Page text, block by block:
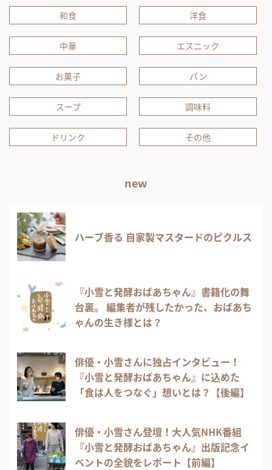
和食 洋食
中華 エスニック
お菓子 パン
スープ 調味料
ドリンク その他
new
ハーブ香る 自家製マスタードのピクルス
『小雪と発酵おばあちゃん』書籍化の舞
台裏。 編集者が残したかった、おばあち
ゃんの生き様とは？
俳優・小雪さんに独占インタビュー！
『小雪と発酵おばあちゃん』に込めた
「食は人をつなぐ」想いとは？【後編】
俳優・小雪さん登壇！大人気NHK番組
『小雪と発酵おばあちゃん』出版記念イ
ベントの全貌をレポート【前編】